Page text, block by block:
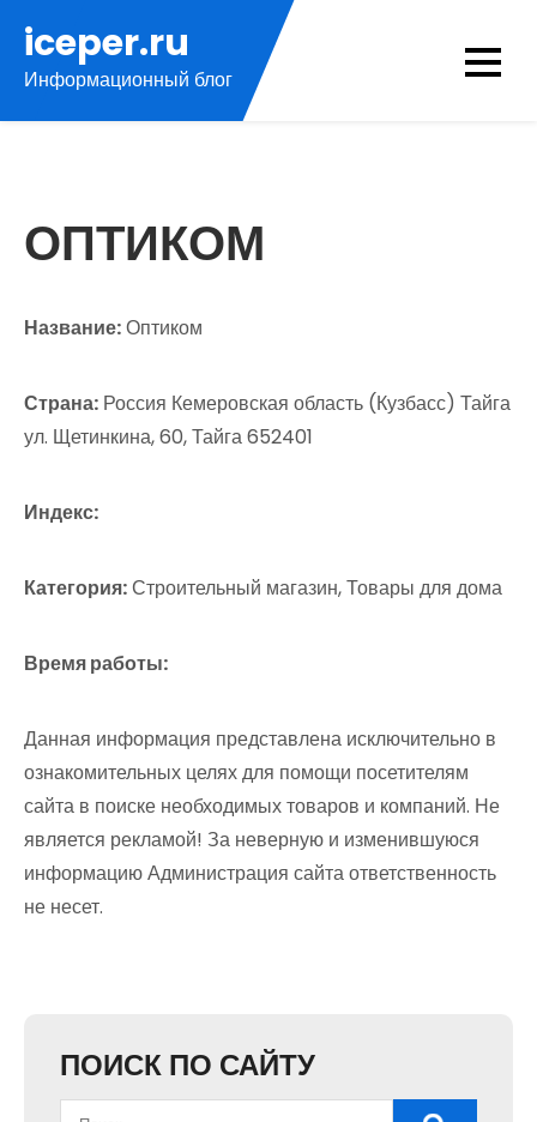
содержимому
iceper.ru
Информационный блог
ОПТИКОМ
Название:Оптиком
Страна: Россия Кемеровская область (Кузбасс) Тайга
ул. Щетинкина, 60, Тайга 652401
Индекс:
Категория:Строительный магазин, Товары для дома
Время работы:
Данная информация представлена исключительно в
ознакомительных целях для помощи посетителям
сайта в поиске необходимых товаров и компаний. Не
является рекламой! За неверную и изменившуюся
информацию Администрация сайта ответственность
не несет.
ПОИСК ПО САЙТУ